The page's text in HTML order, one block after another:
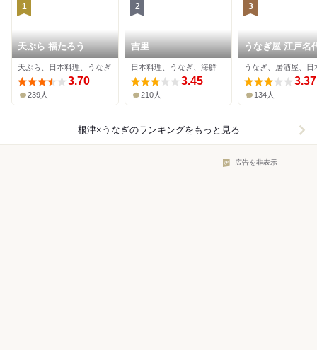
1
天ぷら 福たろう
天ぷら、日本料理、うなぎ
3.70
239人
2
吉里
日本料理、うなぎ、海鮮
3.45
210人
3
うなぎ屋 江戸名
門 根津総本店
うなぎ、居酒屋、日
3.37
134人
根津×うなぎのランキングをもっと見る
広告を非表示